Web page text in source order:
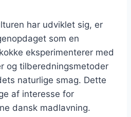
har udviklet sig, er
som en
eksperimenterer med
og tilberedningsmetoder
naturlige smag. Dette
af interesse for
dansk madlavning.